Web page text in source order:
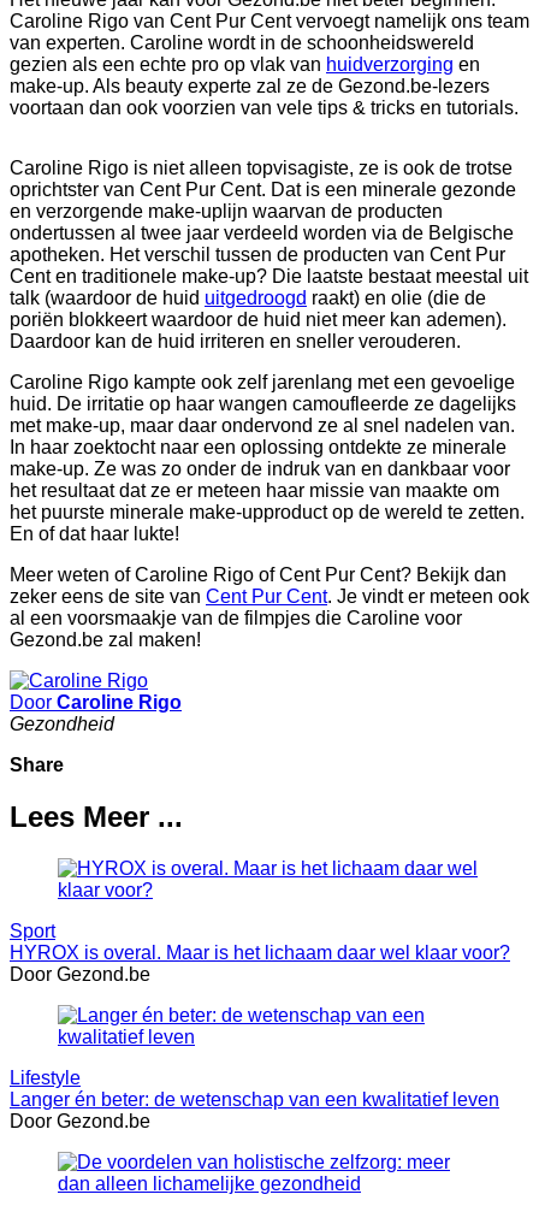
Caroline Rigo van Cent Pur Cent vervoegt namelijk ons team
van experten. Caroline wordt in de schoonheidswereld
gezien als een echte pro op vlak van huidverzorging en
make-up. Als beauty experte zal ze de Gezond.be-lezers
voortaan dan ook voorzien van vele tips & tricks en tutorials.
Caroline Rigo is niet alleen topvisagiste, ze is ook de trotse
oprichtster van Cent Pur Cent. Dat is een minerale gezonde
en verzorgende make-uplijn waarvan de producten
ondertussen al twee jaar verdeeld worden via de Belgische
apotheken. Het verschil tussen de producten van Cent Pur
Cent en traditionele make-up? Die laatste bestaat meestal uit
talk (waardoor de huid uitgedroogd raakt) en olie (die de
poriën blokkeert waardoor de huid niet meer kan ademen).
Daardoor kan de huid irriteren en sneller verouderen.
Caroline Rigo kampte ook zelf jarenlang met een gevoelige
huid. De irritatie op haar wangen camoufleerde ze dagelijks
met make-up, maar daar ondervond ze al snel nadelen van.
In haar zoektocht naar een oplossing ontdekte ze minerale
make-up. Ze was zo onder de indruk van en dankbaar voor
het resultaat dat ze er meteen haar missie van maakte om
het puurste minerale make-upproduct op de wereld te zetten.
En of dat haar lukte!
Meer weten of Caroline Rigo of Cent Pur Cent? Bekijk dan
zeker eens de site van Cent Pur Cent. Je vindt er meteen ook
al een voorsmaakje van de filmpjes die Caroline voor
Gezond.be zal maken!
Door Caroline Rigo
Gezondheid
Share
Lees Meer ...
Sport
HYROX is overal. Maar is het lichaam daar wel klaar voor?
Door Gezond.be
Lifestyle
Langer én beter: de wetenschap van een kwalitatief leven
Door Gezond.be